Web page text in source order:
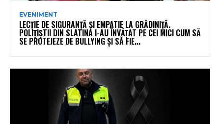
EVENIMENT
LECȚIE DE SIGURANȚĂ ȘI EMPATIE LA GRĂDINIȚĂ.
POLIȚIȘTII DIN SLATINA I-AU ÎNVĂȚAT PE CEI MICI CUM SĂ
SE PROTEJEZE DE BULLYING ȘI SĂ FIE...